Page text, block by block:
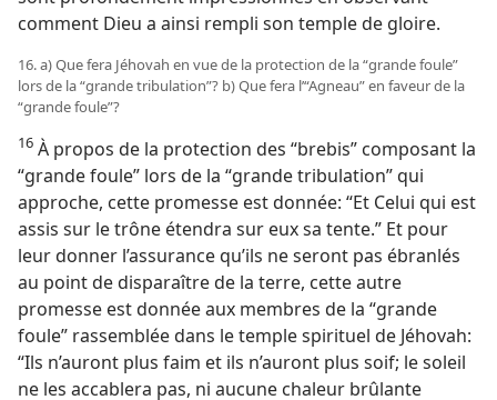
comment Dieu a ainsi rempli son temple de gloire.
16. a) Que fera Jéhovah en vue de la protection de la “grande foule”
lors de la “grande tribulation”? b) Que fera l’“Agneau” en faveur de la
“grande foule”?
16 À propos de la protection des “brebis” composant la
“grande foule” lors de la “grande tribulation” qui
approche, cette promesse est donnée: “Et Celui qui est
assis sur le trône étendra sur eux sa tente.” Et pour
leur donner l’assurance qu’ils ne seront pas ébranlés
au point de disparaître de la terre, cette autre
promesse est donnée aux membres de la “grande
foule” rassemblée dans le temple spirituel de Jéhovah:
“Ils n’auront plus faim et ils n’auront plus soif; le soleil
ne les accablera pas, ni aucune chaleur brûlante